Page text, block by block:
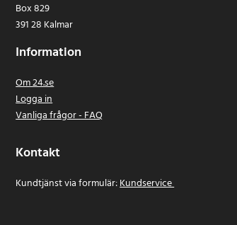
Box 829
391 28 Kalmar
Information
Om 24.se
Logga in
Vanliga frågor - FAQ
Kontakt
Kundtjänst via formulär:Kundservice